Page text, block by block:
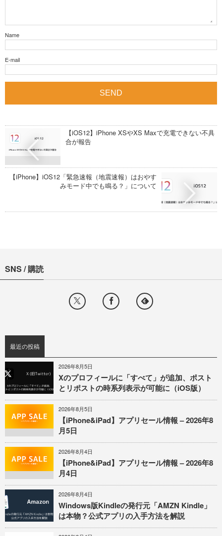
Name
E-mail
【iOS12】iPhone XSやXS Maxで充電できない不具
合が報告
【iPhone】iOS12「緊急速報（地震速報）はおやす
みモード中でも鳴る？」について
SNS / 購読
最近の投稿
2026年8月5日
Xのプロフィールに「すべて」が追加、ポスト
とリポストの時系列表示が可能に（iOS版）
2026年8月5日
【iPhone&iPad】アプリセール情報 – 2026年8
月5日
2026年8月4日
【iPhone&iPad】アプリセール情報 – 2026年8
月4日
2026年8月4日
Windows版Kindleの発行元「AMZN Kindle」
は本物？公式アプリの入手方法を解説